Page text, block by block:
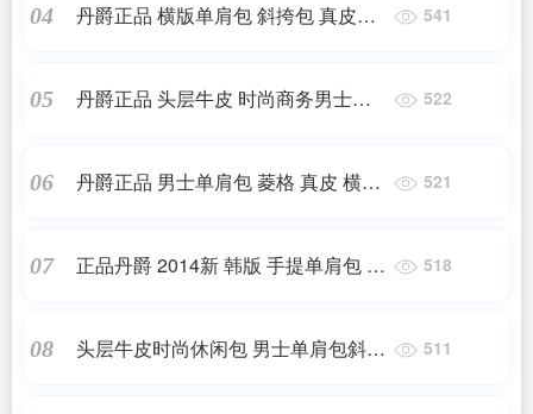
04
丹爵正品 横版单肩包 斜挎包 真皮男
541
05
丹爵正品 头层牛皮 时尚商务男士手
522
06
丹爵正品 男士单肩包 菱格 真皮 横款
521
07
正品丹爵 2014新 韩版 手提单肩包 商
518
08
头层牛皮时尚休闲包 男士单肩包斜挎
511